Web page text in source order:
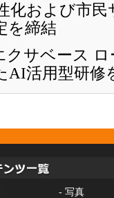
化および市
を締結
クサベース
AI活用型研修
- 写真